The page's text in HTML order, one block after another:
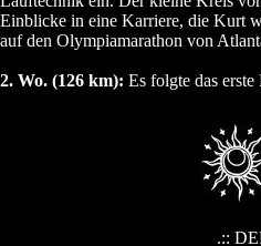
Einblicke in eine Karriere, die Kurt
auf den Olympiamarathon von
2. Wo. (126 km): Es folgte das erste
.::